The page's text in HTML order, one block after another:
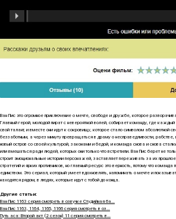
Ван Пис это огромное приключение о мечте, свободе и дружбе, которое
Главный герой, молодой пират с невероятной волей, собирает команду, где
свой талант, и вместе они идут к сокровищу, которое стало символом абсолютной
беззаботным, а через минуту превращаться в драму о несправедливости,
новый остров со своей культурой, законами и бедой, и команда снова и снова
или вмешаться ради людей, которых они только что встретили. Ван Пис берет не
строит эмоциональные истории персонажей, заставляет переживать за их
стратегий и ярких противников, но главный ресурс это верность, потому что
единством. Это сериал, который умеет вдохновлять, напоминать о мечте и
находятся рядом, в людях, которые идут с тобой до конца.
Другие статьи:
Ван Пис 1163 серия смотреть в озвучке Студийная ба...
Ван Пис 1163, 1164, 1165, 1166 серия смотреть в оз...
Путь аса: Второй акт (2 сезон) 11 серия смотреть в...